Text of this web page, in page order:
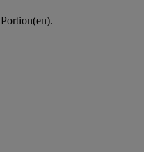
Portion(en).